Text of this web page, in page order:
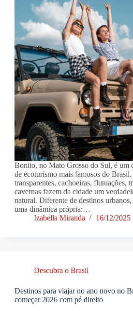
Bonito, no Mato Grosso do Sul, é um
de ecoturismo mais famosos do
transparentes, cachoeiras, flutuações,
cavernas fazem da cidade um
natural. Diferente de destinos
uma dinâmica própria:…
Izabella Miranda
16/12/2025
Descubra o Brasil
Destinos para viajar no ano novo no
começar 2026 com pé direito